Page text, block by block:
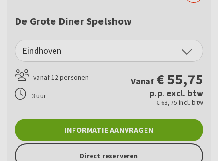
De Grote Diner Spelshow
Eindhoven
vanaf 12 personen
3 uur
Vanaf €55,75
p.p. excl. btw
€ 63,75 incl. btw
INFORMATIE AANVRAGEN
Direct reserveren